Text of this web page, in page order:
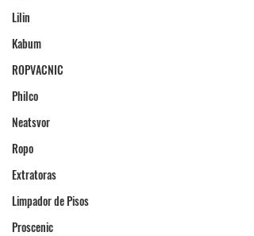
Lilin
Kabum
ROPVACNIC
Philco
Neatsvor
Ropo
Extratoras
Limpador de Pisos
Proscenic